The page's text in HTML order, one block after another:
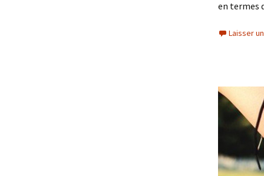
en termes
Laisser